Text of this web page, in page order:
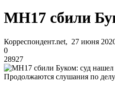
MH17 сбили
Корреспондент.net, 27 июня
0
28927
Продолжаются слушания по